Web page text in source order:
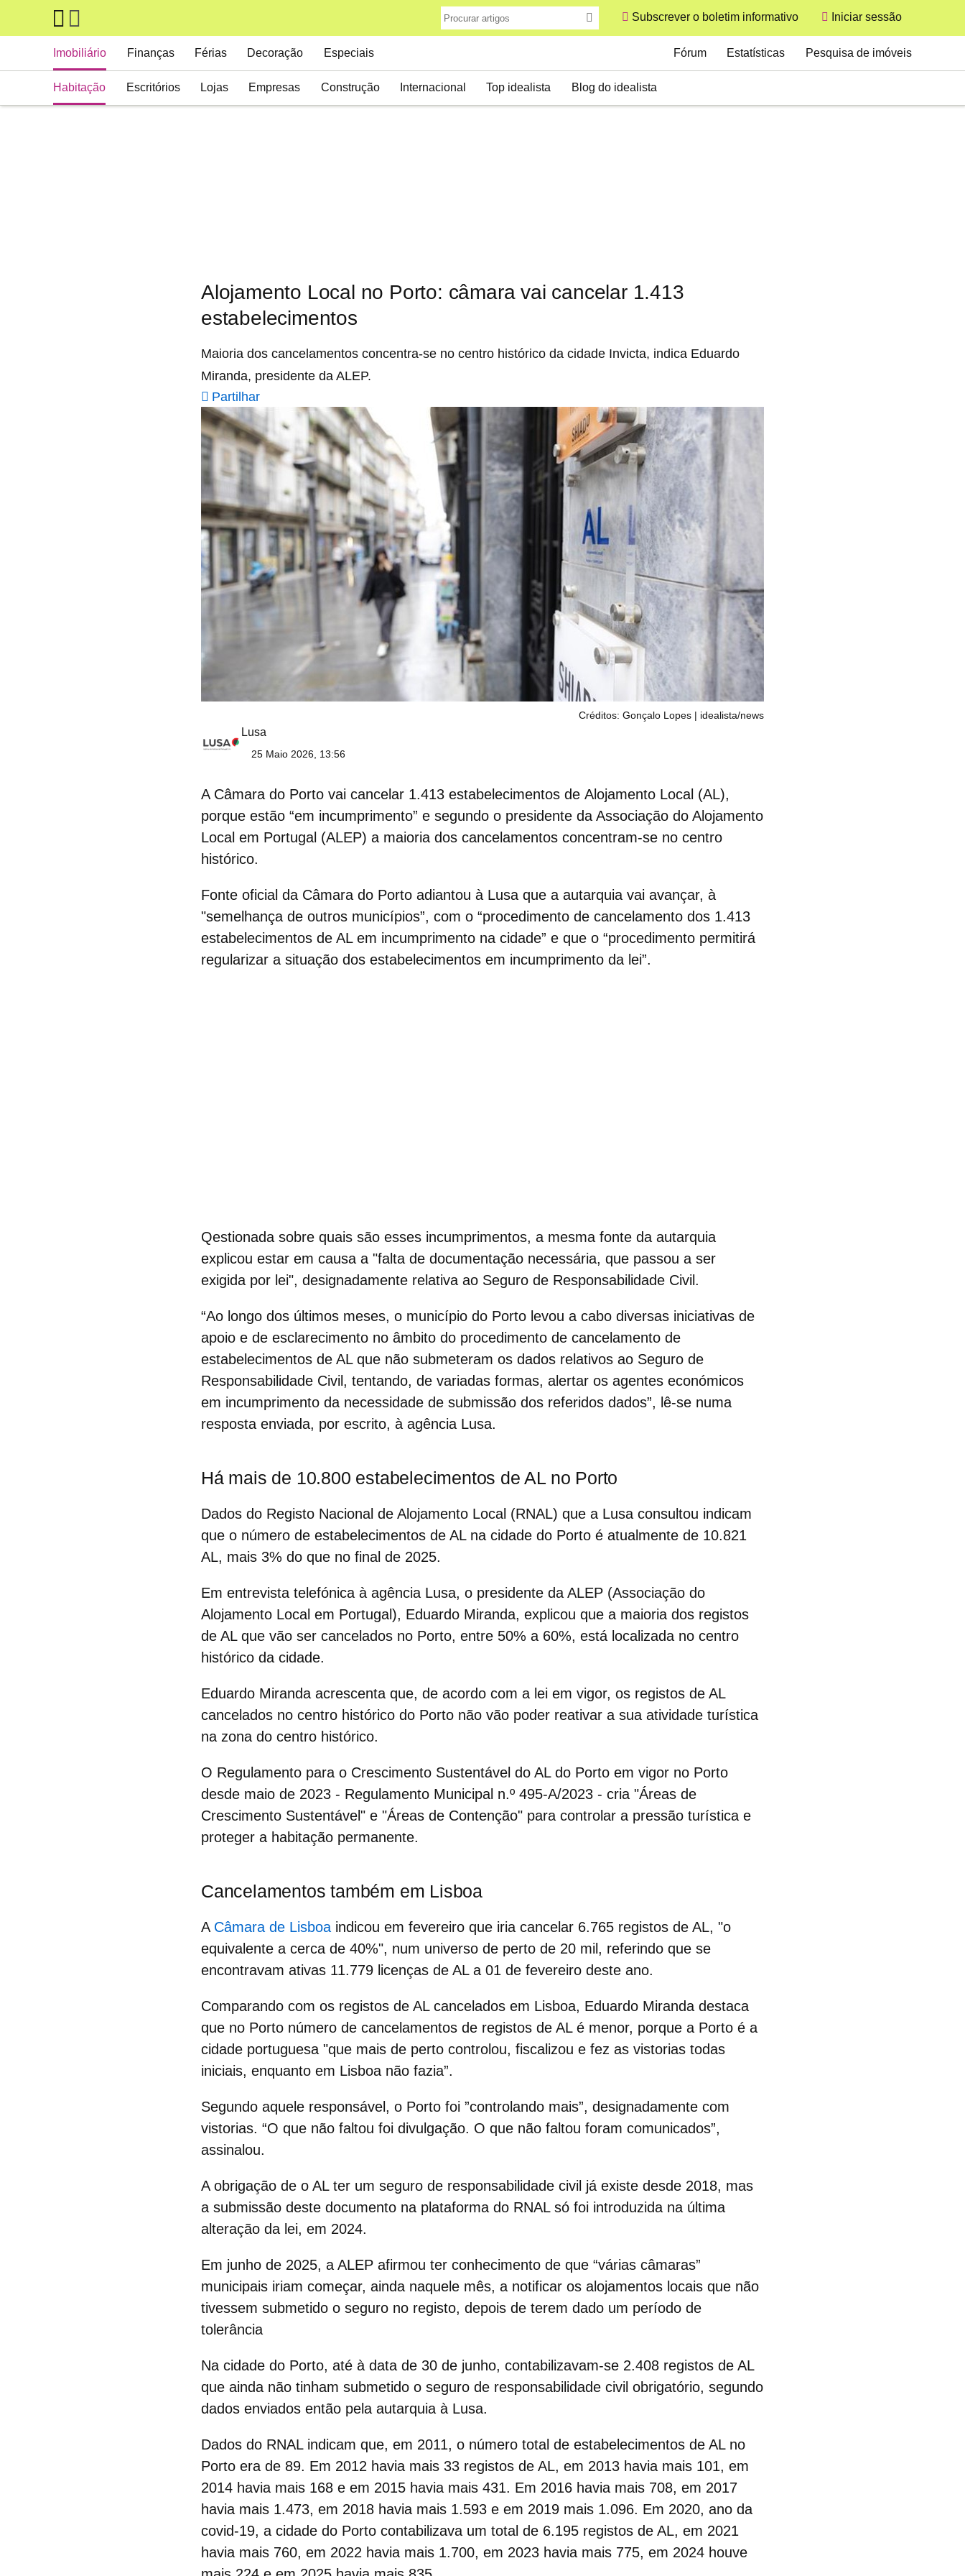
Skip to main content
Subscrever o boletim informativo
User
Iniciar sessão
Main navigation
Imobiliário
Habitação Escritórios Lojas Empresas Construção Internacional Top idealista Blog do idealista
Finanças Férias Decoração Especiais
Secondary
Fórum Estatísticas Pesquisa de imóveis
Alojamento Local no Porto: câmara vai cancelar 1.413
estabelecimentos
Maioria dos cancelamentos concentra-se no centro histórico da cidade Invicta, indica Eduardo
Miranda, presidente da ALEP.
Partilhar
Créditos: Gonçalo Lopes | idealista/news
Lusa
25 Maio 2026, 13:56
A Câmara do Porto vai cancelar 1.413 estabelecimentos de Alojamento Local (AL),
porque estão “em incumprimento” e segundo o presidente da Associação do Alojamento
Local em Portugal (ALEP) a maioria dos cancelamentos concentram-se no centro
histórico.
Fonte oficial da Câmara do Porto adiantou à Lusa que a autarquia vai avançar, à
"semelhança de outros municípios”, com o “procedimento de cancelamento dos 1.413
estabelecimentos de AL em incumprimento na cidade” e que o “procedimento permitirá
regularizar a situação dos estabelecimentos em incumprimento da lei”.
Qestionada sobre quais são esses incumprimentos, a mesma fonte da autarquia
explicou estar em causa a "falta de documentação necessária, que passou a ser
exigida por lei", designadamente relativa ao Seguro de Responsabilidade Civil.
“Ao longo dos últimos meses, o município do Porto levou a cabo diversas iniciativas de
apoio e de esclarecimento no âmbito do procedimento de cancelamento de
estabelecimentos de AL que não submeteram os dados relativos ao Seguro de
Responsabilidade Civil , tentando, de variadas formas, alertar os agentes económicos
em incumprimento da necessidade de submissão dos referidos dados”, lê-se numa
resposta enviada, por escrito, à agência Lusa.
Há mais de 10.800 estabelecimentos de AL no Porto
Dados do Registo Nacional de Alojamento Local (RNAL) que a Lusa consultou indicam
que o número de estabelecimentos de AL na cidade do Porto é atualmente de 10.821
AL, mais 3% do que no final de 2025.
Em entrevista telefónica à agência Lusa, o presidente da ALEP (Associação do
Alojamento Local em Portugal), Eduardo Miranda, explicou que a maioria dos registos
de AL que vão ser cancelados no Porto, entre 50% a 60%, está localizada no centro
histórico da cidade.
Eduardo Miranda acrescenta que, de acordo com a lei em vigor, os registos de AL
cancelados no centro histórico do Porto não vão poder reativar a sua atividade turística
na zona do centro histórico.
O Regulamento para o Crescimento Sustentável do AL do Porto em vigor no Porto
desde maio de 2023 - Regulamento Municipal n.º 495-A/2023 - cria "Áreas de
Crescimento Sustentável" e "Áreas de Contenção" para controlar a pressão turística e
proteger a habitação permanente.
Cancelamentos também em Lisboa
A Câmara de Lisboa indicou em fevereiro que iria cancelar 6.765 registos de AL, "o
equivalente a cerca de 40%", num universo de perto de 20 mil, referindo que se
encontravam ativas 11.779 licenças de AL a 01 de fevereiro deste ano.
Comparando com os registos de AL cancelados em Lisboa, Eduardo Miranda destaca
que no Porto número de cancelamentos de registos de AL é menor, porque a Porto é a
cidade portuguesa "que mais de perto controlou, fiscalizou e fez as vistorias todas
iniciais, enquanto em Lisboa não fazia”.
Segundo aquele responsável, o Porto foi ”controlando mais”, designadamente com
vistorias. “O que não faltou foi divulgação. O que não faltou foram comunicados”,
assinalou.
A obrigação de o AL ter um seguro de responsabilidade civil já existe desde 2018, mas
a submissão deste documento na plataforma do RNAL só foi introduzida na última
alteração da lei, em 2024.
Em junho de 2025, a ALEP afirmou ter conhecimento de que “várias câmaras”
municipais iriam começar, ainda naquele mês, a notificar os alojamentos locais que não
tivessem submetido o seguro no registo, depois de terem dado um período de
tolerância
Na cidade do Porto, até à data de 30 de junho, contabilizavam-se 2.408 registos de AL
que ainda não tinham submetido o seguro de responsabilidade civil obrigatório, segundo
dados enviados então pela autarquia à Lusa.
Dados do RNAL indicam que, em 2011, o número total de estabelecimentos de AL no
Porto era de 89. Em 2012 havia mais 33 registos de AL, em 2013 havia mais 101, em
2014 havia mais 168 e em 2015 havia mais 431. Em 2016 havia mais 708, em 2017
havia mais 1.473, em 2018 havia mais 1.593 e em 2019 mais 1.096. Em 2020, ano da
covid-19, a cidade do Porto contabilizava um total de 6.195 registos de AL, em 2021
havia mais 760, em 2022 havia mais 1.700, em 2023 havia mais 775, em 2024 houve